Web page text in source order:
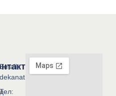
dekanat@flf.ukim.edu.mk
Тел: